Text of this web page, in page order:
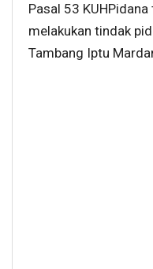
Pasal 53
melakukan tindak
Tambang Iptu